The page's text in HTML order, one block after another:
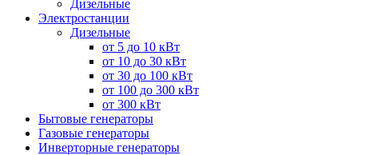
Дизельные
Электростанции
Дизельные
от 5 до 10 кВт
от 10 до 30 кВт
от 30 до 100 кВт
от 100 до 300 кВт
от 300 кВт
Бытовые генераторы
Газовые генераторы
Инверторные генераторы